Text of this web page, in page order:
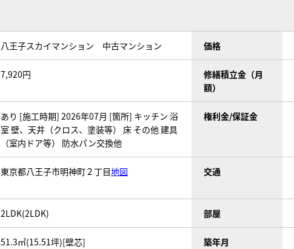
八王子スカイマンション 中古マンション 価格
7,920円
修繕積立金（月
額）
あり [施工時期] 2026年07月 [箇所] キッチン 浴
室 壁、天井（クロス、塗装等） 床 その他 建具
（室内ドア等） 防水パン交換他
権利金/保証金
東京都八王子市明神町２丁目地図 交通
2LDK(2LDK) 部屋
51.3㎡(15.51坪)[壁芯] 築年月